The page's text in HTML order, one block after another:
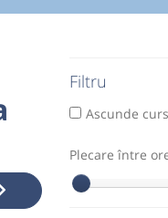
Filtru
Ascunde
Plecare între